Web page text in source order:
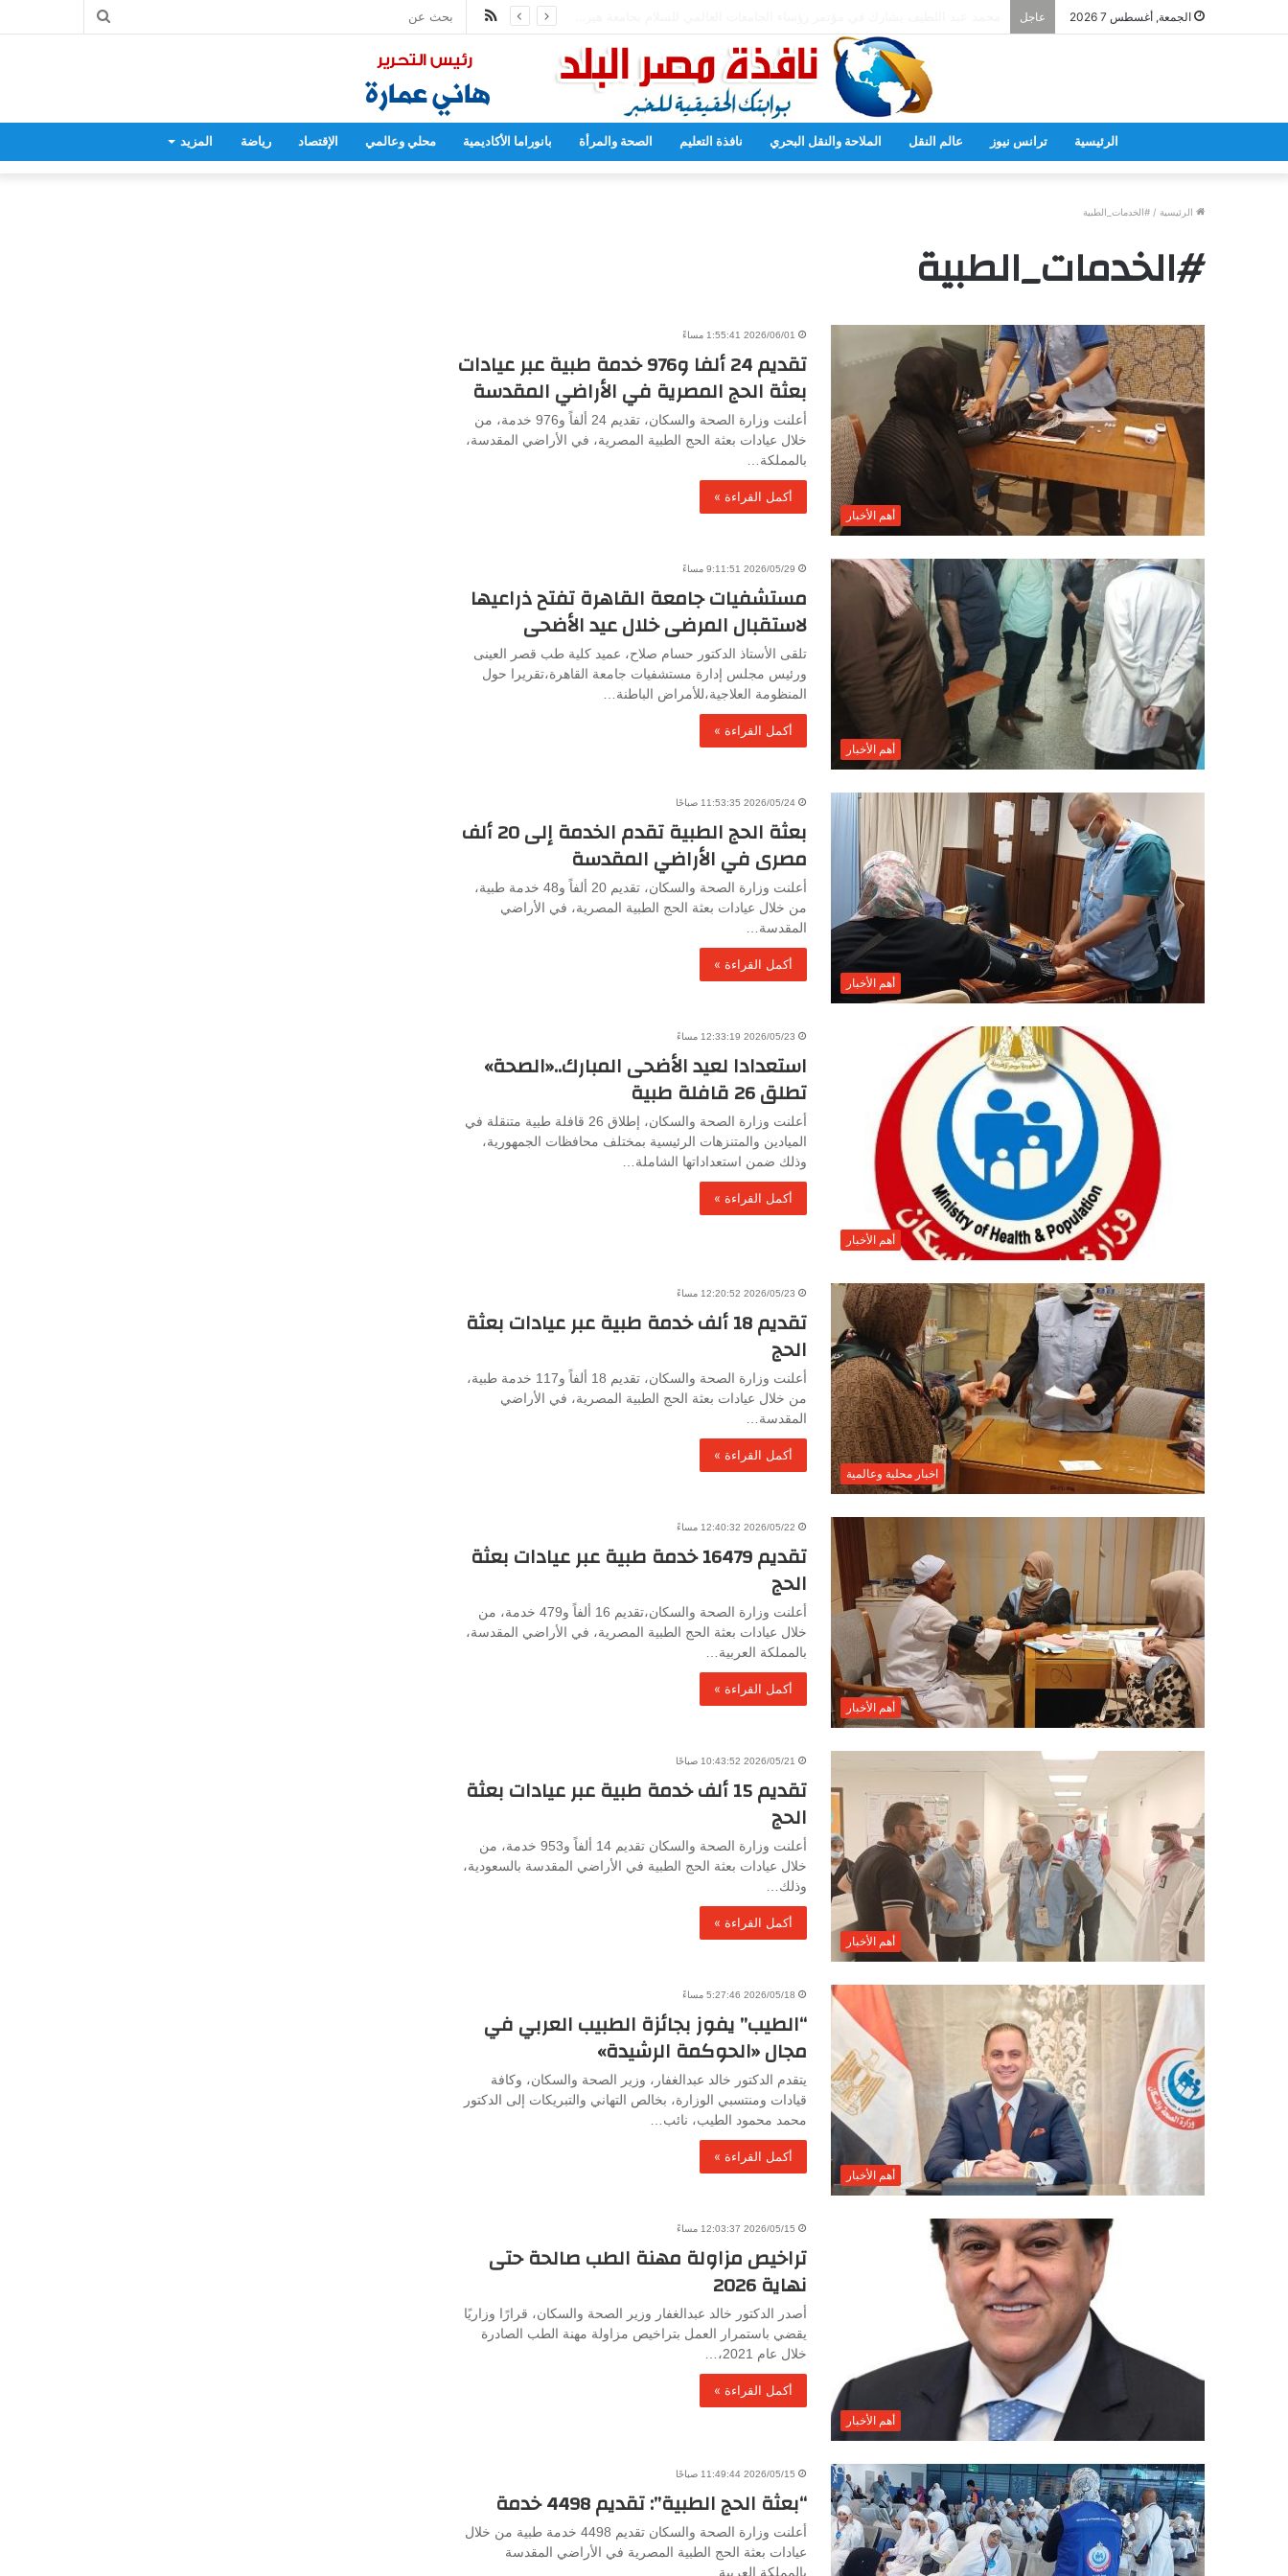
الجمعة, أغسطس 7 2026 عاجل
بحث
ملخص
الموقع
RSS
الرئيسية ترانس نيوز عالم النقل الملاحة والنقل البحري نافذة التعليم الصحة والمرأة بانوراما الأكاديمية محلي وعالمي الإقتصاد رياضة المزيد
الرئيسية / #الخدمات_الطبية
#الخدمات_الطبية
أهم الأخبار
2026/06/01 1:55:41 مساءً
تقديم 24 ألفا و976 خدمة طبية عبر عيادات
بعثة الحج المصرية في الأراضي المقدسة
أعلنت وزارة الصحة والسكان، تقديم 24 ألفاً و976 خدمة، من
خلال عيادات بعثة الحج الطبية المصرية، في الأراضي المقدسة،
بالمملكة…
أكمل القراءة »
أهم الأخبار
2026/05/29 9:11:51 مساءً
مستشفيات جامعة القاهرة تفتح ذراعيها
لاستقبال المرضى خلال عيد الأضحى
تلقى الأستاذ الدكتور حسام صلاح، عميد كلية طب قصر العينى
ورئيس مجلس إدارة مستشفيات جامعة القاهرة،تقريرا حول
المنظومة العلاجية،للأمراض الباطنة…
أكمل القراءة »
أهم الأخبار
2026/05/24 11:53:35 صباحًا
بعثة الحج الطبية تقدم الخدمة إلى 20 ألف
مصرى في الأراضي المقدسة
أعلنت وزارة الصحة والسكان، تقديم 20 ألفاً و48 خدمة طبية،
من خلال عيادات بعثة الحج الطبية المصرية، في الأراضي
المقدسة…
أكمل القراءة »
أهم الأخبار
2026/05/23 12:33:19 مساءً
استعدادا لعيد الأضحى المبارك..«الصحة»
تطلق 26 قافلة طبية
أعلنت وزارة الصحة والسكان، إطلاق 26 قافلة طبية متنقلة في
الميادين والمتنزهات الرئيسية بمختلف محافظات الجمهورية،
وذلك ضمن استعداداتها الشاملة…
أكمل القراءة »
اخبار محلية وعالمية
2026/05/23 12:20:52 مساءً
تقديم 18 ألف خدمة طبية عبر عيادات بعثة
الحج
أعلنت وزارة الصحة والسكان، تقديم 18 ألفاً و117 خدمة طبية،
من خلال عيادات بعثة الحج الطبية المصرية، في الأراضي
المقدسة…
أكمل القراءة »
أهم الأخبار
2026/05/22 12:40:32 مساءً
تقديم 16479 خدمة طبية عبر عيادات بعثة
الحج
أعلنت وزارة الصحة والسكان،تقديم 16 ألفاً و479 خدمة، من
خلال عيادات بعثة الحج الطبية المصرية، في الأراضي المقدسة،
بالمملكة العربية…
أكمل القراءة »
أهم الأخبار
2026/05/21 10:43:52 صباحًا
تقديم 15 ألف خدمة طبية عبر عيادات بعثة
الحج
أعلنت وزارة الصحة والسكان تقديم 14 ألفاً و953 خدمة، من
خلال عيادات بعثة الحج الطبية في الأراضي المقدسة بالسعودية،
وذلك…
أكمل القراءة »
أهم الأخبار
2026/05/18 5:27:46 مساءً
“الطيب” يفوز بجائزة الطبيب العربي في
مجال «الحوكمة الرشيدة»
يتقدم الدكتور خالد عبدالغفار، وزير الصحة والسكان، وكافة
قيادات ومنتسبي الوزارة، بخالص التهاني والتبريكات إلى الدكتور
محمد محمود الطيب، نائب…
أكمل القراءة »
أهم الأخبار
2026/05/15 12:03:37 مساءً
تراخيص مزاولة مهنة الطب صالحة حتى
نهاية 2026
أصدر الدكتور خالد عبدالغفار وزير الصحة والسكان، قرارًا وزاريًا
يقضي باستمرار العمل بتراخيص مزاولة مهنة الطب الصادرة
خلال عام 2021،…
أكمل القراءة »
2026/05/15 11:49:44 صباحًا
“بعثة الحج الطبية”: تقديم 4498 خدمة
أعلنت وزارة الصحة والسكان تقديم 4498 خدمة طبية من خلال
عيادات بعثة الحج الطبية المصرية في الأراضي المقدسة
بالمملكة العربية…